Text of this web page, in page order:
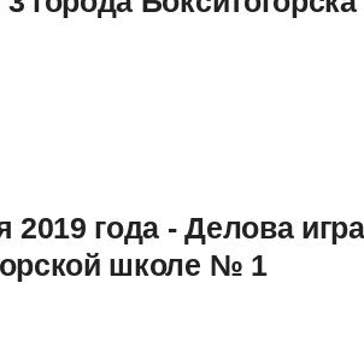
2019 года - Делова
школе № 1